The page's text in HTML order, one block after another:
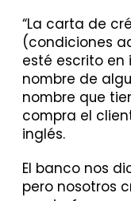
“La carta de
(condiciones
esté escrito en
nombre de
nombre que
compra el
inglés.
El banco nos
pero nosotros